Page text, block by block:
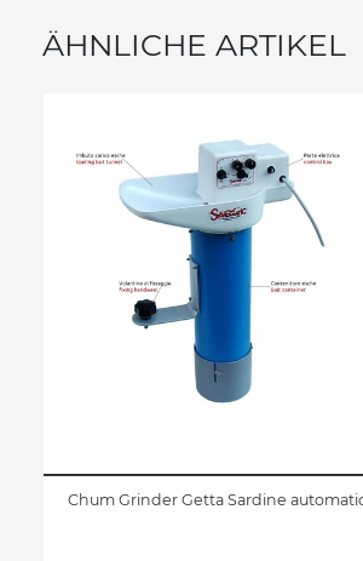
ÄHNLICHE ARTIKEL
Chum Grinder Getta Sardine